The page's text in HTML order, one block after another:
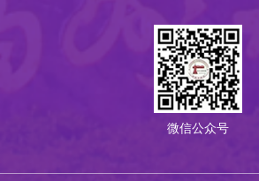
微信公众号